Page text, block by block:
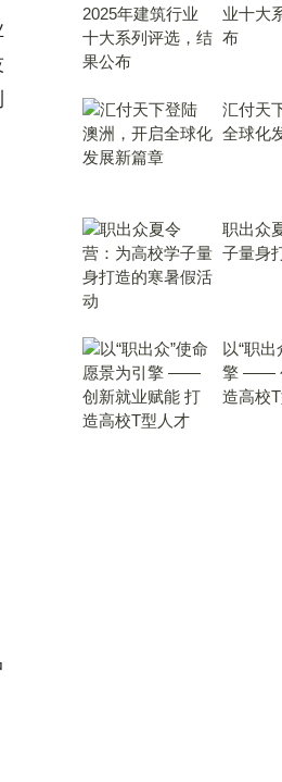
业十大
布
汇付天
全球化
职出众
子量身
以“职
擎 ——
造高校